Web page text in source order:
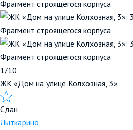
1/10
ЖК «Дом на улице Колхозная, 3»
Сдан
Лыткарино